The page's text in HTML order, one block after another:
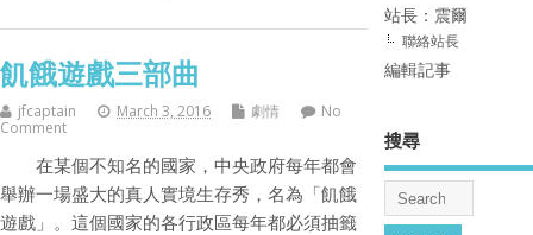
飢餓遊戲三部曲
jfcaptain March 3, 2016 劇情
No
Comment
在某個不知名的國家，中央政府每年都會
舉辦一場盛大的真人實境生存秀，名為「飢餓
遊戲」。這個國家的各行政區每年都必須抽籤
站長：震爾
聯絡站長
編輯記事
搜尋